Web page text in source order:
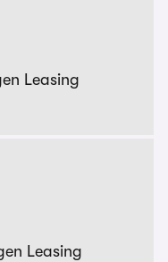
Leasing
Leasing